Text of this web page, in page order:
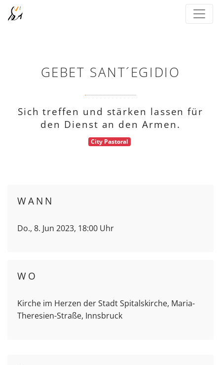
GEBET SANT´EGIDIO
Sich treffen und stärken lassen für
den Dienst an den Armen.
City Pastoral
WANN
Do., 8. Jun 2023, 18:00 Uhr
WO
Kirche im Herzen der Stadt Spitalskirche, Maria-
Theresien-Straße, Innsbruck